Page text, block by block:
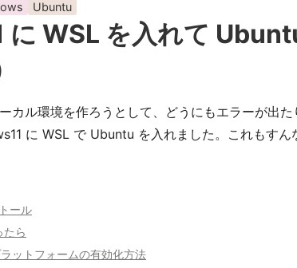
Ubuntu
WSL を入れて
ル環境を作ろうとして、どうにもエラーが出
に WSL で Ubuntu を入れました。これもす
ール
たら
ットフォームの有効化方法